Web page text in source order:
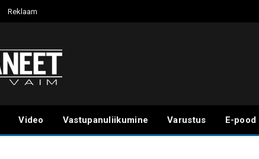
Reklaam
Video Vastupanuliikumine Varustus E-pood